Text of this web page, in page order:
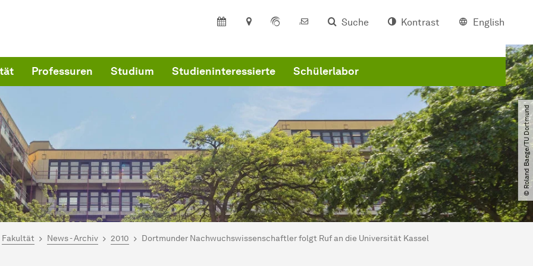
Suche Kontrast English
Professuren Studium Studieninteressierte Schülerlabor
© Roland Baege​/​TU Dortmund
hier:
Fakultät News - Archiv 2010 Dortmunder Nach­wuchs­wis­sen­schaft­lerfolgt Ruf an die Universität Kassel